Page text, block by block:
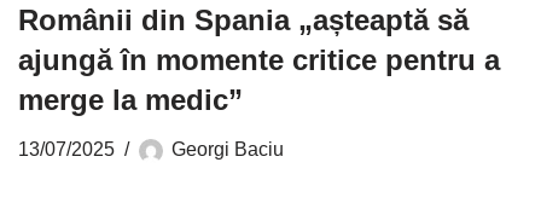
Românii din Spania „așteaptă să
ajungă în momente critice pentru a
merge la medic”
13/07/2025 Georgi Baciu